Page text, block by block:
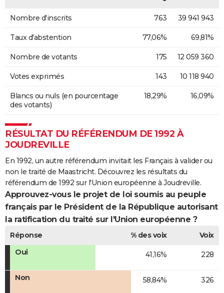
Nombre d'inscrits 763 39 941 943
Taux d'abstention 77,06% 69,81%
Nombre de votants 175 12 059 360
Votes exprimés 143 10 118 940
Blancs ou nuls (en pourcentage
des votants)
18,29% 16,09%
RÉSULTAT DU RÉFÉRENDUM DE 1992 À
JOUDREVILLE
En 1992, un autre référendum invitait les Français à valider ou
non le traité de Maastricht. Découvrez les résultats du
référendum de 1992 sur l'Union européenne à Joudreville.
Approuvez-vous le projet de loi soumis au peuple
français par le Président de la République autorisant
la ratification du traité sur l'Union européenne ?
Réponse % des voix
Voix
Oui
41,16% 228
Non 58,84% 326